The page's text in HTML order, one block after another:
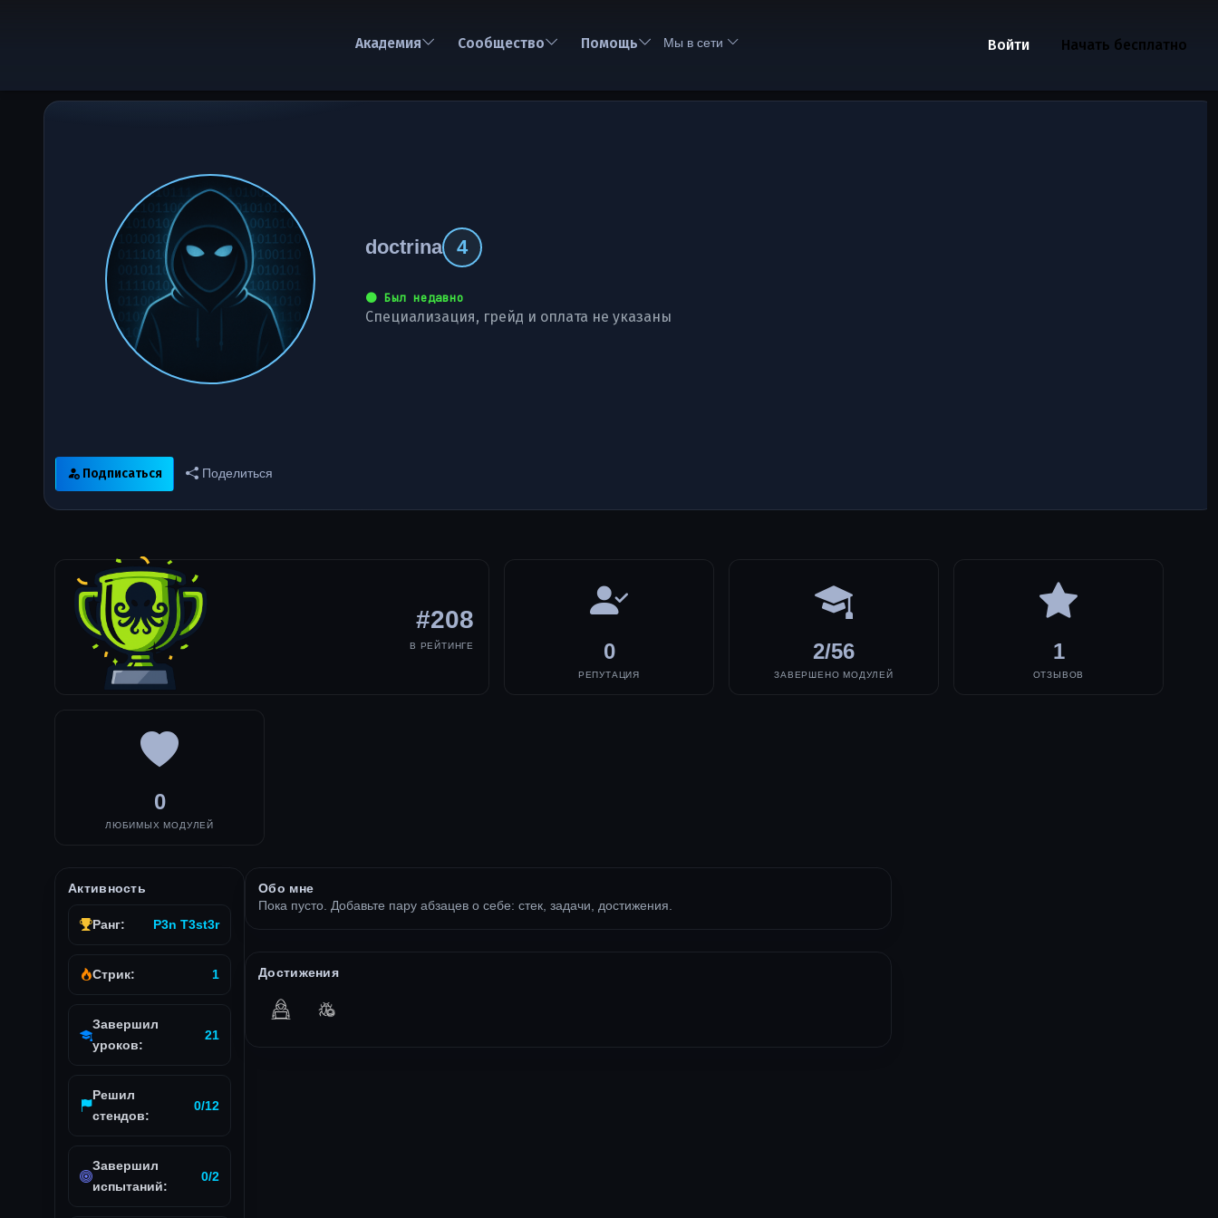
Академия Сообщество Помощь Мы в сети Войти Начать бесплатно
doctrina 4
⚫ Был недавно
Специализация, грейд и оплата не указаны
Подписаться Поделиться
#208
В РЕЙТИНГЕ 0
РЕПУТАЦИЯ
2/56
ЗАВЕРШЕНО МОДУЛЕЙ
1
ОТЗЫВОВ
0
ЛЮБИМЫХ МОДУЛЕЙ
Активность
Ранг: P3n T3st3r
Стрик: 1
Завершил
уроков:
21
Решил
стендов:
0/12
Завершил
испытаний:
0/2
Обо мне
Пока пусто. Добавьте пару абзацев о себе: стек, задачи, достижения.
Достижения